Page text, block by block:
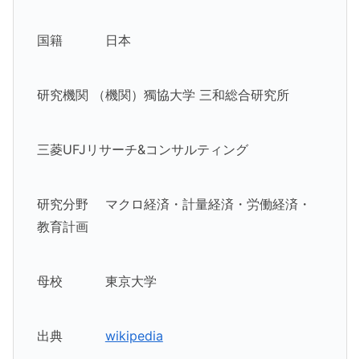
国籍 日本
研究機関 （機関）獨協大学 三和総合研究所
三菱UFJリサーチ&コンサルティング
研究分野 マクロ経済・計量経済・労働経済・
教育計画
母校 東京大学
出典 wikipedia